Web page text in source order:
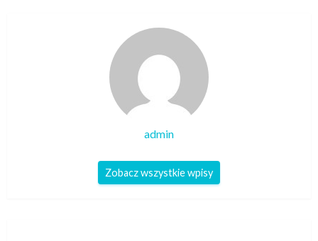
admin
Zobacz wszystkie wpisy